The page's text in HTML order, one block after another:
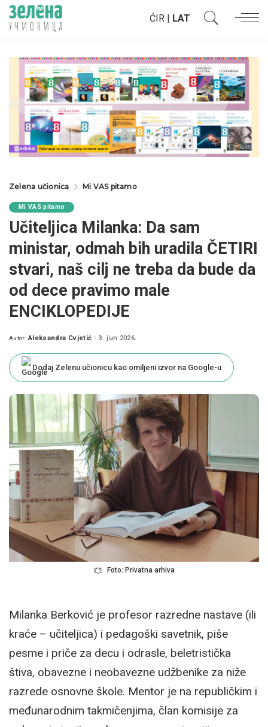
ĆIR | LAT
Zelena učionica Mi VAS pitamo
Mi VAS pitamo
Učiteljica Milanka: Da sam
ministar, odmah bih uradila ČETIRI
stvari, naš cilj ne treba da bude da
od dece pravimo male
ENCIKLOPEDIJE
Posted
Autor: Aleksandra Cvjetić 3. jun 2026.
Dodaj Zelenu učionicu kao omiljeni izvor na Google-u
Foto: Privatna arhiva
Milanka Berković je profesor razredne nastave (ili
kraće – učiteljica) i pedagoški savetnik, piše
pesme i priče za decu i odrasle, beletristička
štiva, obavezne i neobavezne udžbenike za niže
razrede osnovne škole. Mentor je na republičkim i
međunarodnim takmičenjima, član komisije za